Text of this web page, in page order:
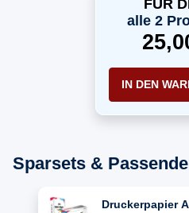
FÜR
alle 2
IN DEN
Sparsets &
Druckerpapier